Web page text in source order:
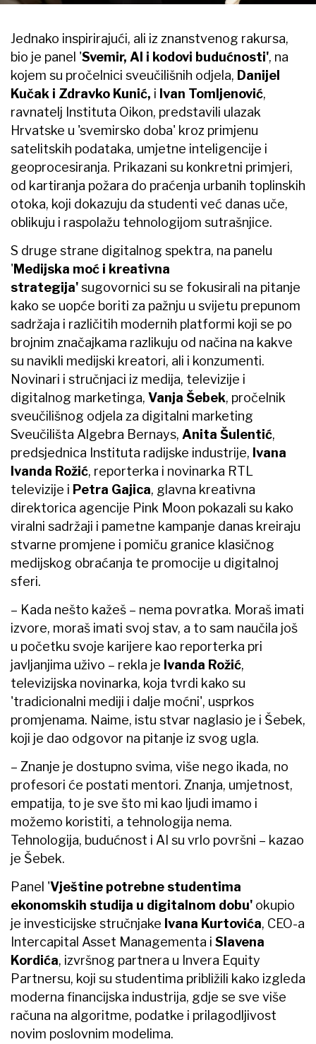
Jednako inspirirajući, ali iz znanstvenog rakursa,
bio je panel 'Svemir, AI i kodovi budućnosti', na
kojem su pročelnici sveučilišnih odjela, Danijel
Kučak i Zdravko Kunić, i Ivan Tomljenović,
ravnatelj Instituta Oikon, predstavili ulazak
Hrvatske u 'svemirsko doba' kroz primjenu
satelitskih podataka, umjetne inteligencije i
geoprocesiranja. Prikazani su konkretni primjeri,
od kartiranja požara do praćenja urbanih toplinskih
otoka, koji dokazuju da studenti već danas uče,
oblikuju i raspolažu tehnologijom sutrašnjice.
S druge strane digitalnog spektra, na panelu
'Medijska moć i kreativna
strategija'sugovornici su se fokusirali na pitanje
kako se uopće boriti za pažnju u svijetu prepunom
sadržaja i različitih modernih platformi koji se po
brojnim značajkama razlikuju od načina na kakve
su navikli medijski kreatori, ali i konzumenti.
Novinari i stručnjaci iz medija, televizije i
digitalnog marketinga, Vanja Šebek, pročelnik
sveučilišnog odjela za digitalni marketing
Sveučilišta Algebra Bernays, Anita Šulentić,
predsjednica Instituta radijske industrije, Ivana
Ivanda Rožić, reporterka i novinarka RTL
televizije i Petra Gajica, glavna kreativna
direktorica agencije Pink Moon pokazali su kako
viralni sadržaji i pametne kampanje danas kreiraju
stvarne promjene i pomiču granice klasičnog
medijskog obraćanja te promocije u digitalnoj
sferi.
– Kada nešto kažeš – nema povratka. Moraš imati
izvore, moraš imati svoj stav, a to sam naučila još
u početku svoje karijere kao reporterka pri
javljanjima uživo – rekla je Ivanda Rožić,
televizijska novinarka, koja tvrdi kako su
'tradicionalni mediji i dalje moćni', usprkos
promjenama. Naime, istu stvar naglasio je i Šebek,
koji je dao odgovor na pitanje iz svog ugla.
– Znanje je dostupno svima, više nego ikada, no
profesori će postati mentori. Znanja, umjetnost,
empatija, to je sve što mi kao ljudi imamo i
možemo koristiti, a tehnologija nema.
Tehnologija, budućnost i AI su vrlo površni – kazao
je Šebek.
Panel 'Vještine potrebne studentima
ekonomskih studija u digitalnom dobu' okupio
je investicijske stručnjake Ivana Kurtovića, CEO-a
Intercapital Asset Managementa i Slavena
Kordića, izvršnog partnera u Invera Equity
Partnersu, koji su studentima približili kako izgleda
moderna financijska industrija, gdje se sve više
računa na algoritme, podatke i prilagodljivost
novim poslovnim modelima.